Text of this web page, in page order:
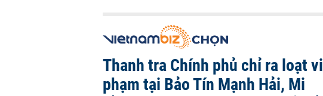
Thanh tra Chính phủ chỉ ra loạt vi
phạm tại Bảo Tín Mạnh Hải, Mi